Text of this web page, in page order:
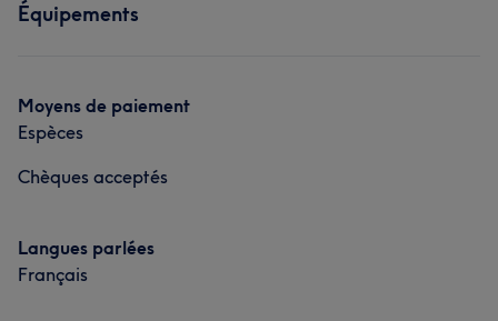
Équipements
Moyens de paiement
Espèces
Chèques acceptés
Langues parlées
Français